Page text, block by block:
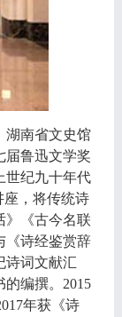
湖南省文史馆
届鲁迅文学奖
世纪九十年代
座，将传统诗
》《古今名联
《诗经鉴赏辞
诗词文献汇
编撰。2015
年获《诗